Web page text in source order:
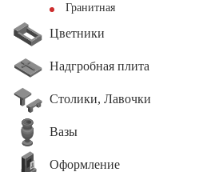
Гранитная
Цветники
Надгробная плита
Столики, Лавочки
Вазы
Оформление